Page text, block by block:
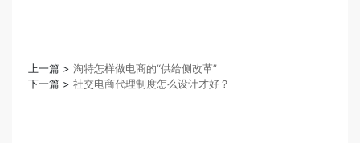
上一篇 > 淘特怎样做电商的“供给侧改革”
下一篇 > 社交电商代理制度怎么设计才好？